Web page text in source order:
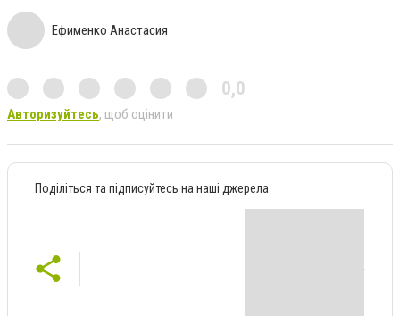
Ефименко Анастасия
0,0
Авторизуйтесь, щоб оцінити
Поділіться та підписуйтесь на наші джерела